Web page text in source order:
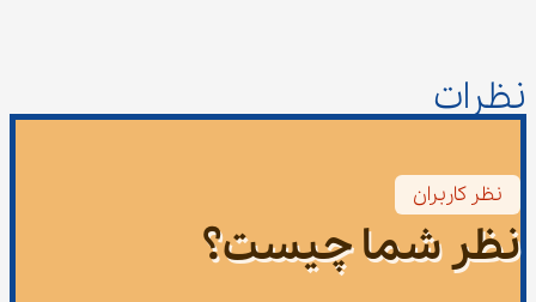
نظرات
نظر کاربران
نظر شما چیست؟